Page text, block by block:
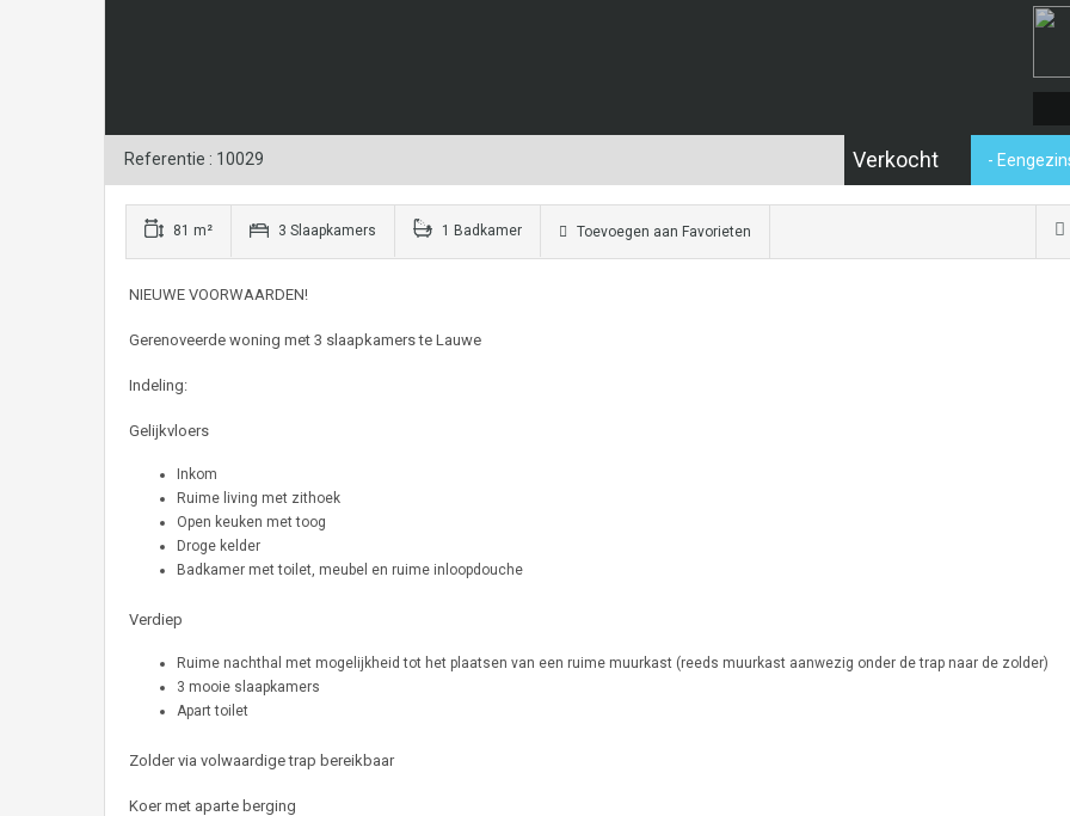
Referentie : 10029 Verkocht -
81 m² 3 Slaapkamers 1 Badkamer Toevoegen aan Favorieten
NIEUWE VOORWAARDEN!
Gerenoveerde woning met 3 slaapkamers te Lauwe
Indeling:
Gelijkvloers
Inkom
Ruime living met zithoek
Open keuken met toog
Droge kelder
Badkamer met toilet, meubel en ruime inloopdouche
Verdiep
Ruime nachthal met mogelijkheid tot het plaatsen van een ruime muurkast (reeds muurkast aanwezig onder de trap naar de zolder)
3 mooie slaapkamers
Apart toilet
Zolder via volwaardige trap bereikbaar
Koer met aparte berging